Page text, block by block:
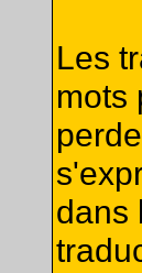
Les
mots
dans